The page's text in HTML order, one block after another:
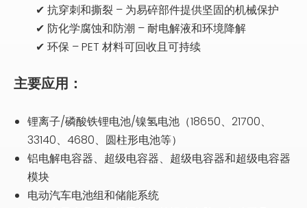
✔ 抗穿刺和撕裂 – 为易碎部件提供坚固的机械保护
✔ 防化学腐蚀和防潮 – 耐电解液和环境降解
✔ 环保 – PET 材料可回收且可持续
主要应用：
锂离子/磷酸铁锂电池/镍氢电池（18650、21700、
33140、4680、圆柱形电池等）
铝电解电容器、超级电容器、超级电容器和超级电容器
模块
电动汽车电池组和储能系统